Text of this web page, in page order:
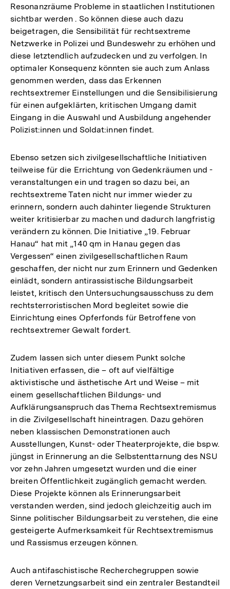
Resonanzräume Probleme in staatlichen Institutionen
sichtbar werden . So können diese auch dazu
beigetragen, die Sensibilität für rechtsextreme
Netzwerke in Polizei und Bundeswehr zu erhöhen und
diese letztendlich aufzudecken und zu verfolgen. In
optimaler Konsequenz könnten sie auch zum Anlass
genommen werden, dass das Erkennen
rechtsextremer Einstellungen und die Sensibilisierung
für einen aufgeklärten, kritischen Umgang damit
Eingang in die Auswahl und Ausbildung angehender
Polizist:innen und Soldat:innen findet.
Ebenso setzen sich zivilgesellschaftliche Initiativen
teilweise für die Errichtung von Gedenkräumen und -
veranstaltungen ein und tragen so dazu bei, an
rechtsextreme Taten nicht nur immer wieder zu
erinnern, sondern auch dahinter liegende Strukturen
weiter kritisierbar zu machen und dadurch langfristig
verändern zu können. Die Initiative „19. Februar
Hanau“ hat mit „140 qm in Hanau gegen das
Vergessen“ einen zivilgesellschaftlichen Raum
geschaffen, der nicht nur zum Erinnern und Gedenken
einlädt, sondern antirassistische Bildungsarbeit
leistet, kritisch den Untersuchungsausschuss zu dem
rechtsterroristischen Mord begleitet sowie die
Einrichtung eines Opferfonds für Betroffene von
rechtsextremer Gewalt fordert.
Zudem lassen sich unter diesem Punkt solche
Initiativen erfassen, die – oft auf vielfältige
aktivistische und ästhetische Art und Weise – mit
einem gesellschaftlichen Bildungs- und
Aufklärungsanspruch das Thema Rechtsextremismus
in die Zivilgesellschaft hineintragen. Dazu gehören
neben klassischen Demonstrationen auch
Ausstellungen, Kunst- oder Theaterprojekte, die bspw.
jüngst in Erinnerung an die Selbstenttarnung des NSU
vor zehn Jahren umgesetzt wurden und die einer
breiten Öffentlichkeit zugänglich gemacht werden.
Diese Projekte können als Erinnerungsarbeit
verstanden werden, sind jedoch gleichzeitig auch im
Sinne politischer Bildungsarbeit zu verstehen, die eine
gesteigerte Aufmerksamkeit für Rechtsextremismus
und Rassismus erzeugen können.
Auch antifaschistische Recherchegruppen sowie
deren Vernetzungsarbeit sind ein zentraler Bestandteil